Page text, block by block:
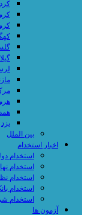
یزد
بین الملل
اخبار استخدام
استخدام
استخدام
استخدام
استخدام
استخدام
آزمون ها